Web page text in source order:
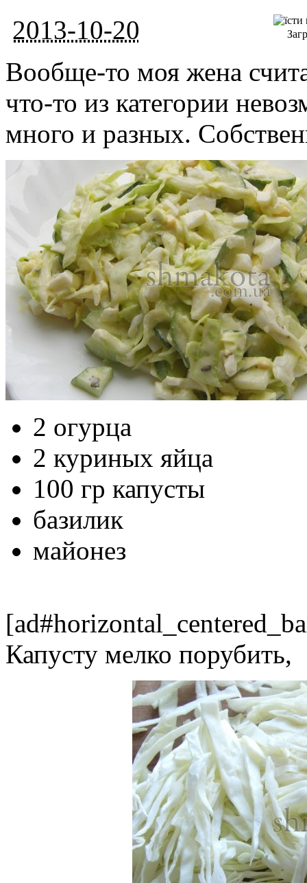
2013-10-20
Вообще-то моя жена
что-то из категории
много и разных.
2 огурца
2 куриных яйца
100 гр капусты
базилик
майонез
Капусту мелко порубить,